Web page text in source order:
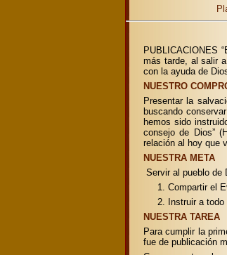
PUBLICACIONES
más tarde, al salir
con la ayuda de
NUESTRO
Presentar la
buscando
hemos sido
consejo de Dios”
relación al hoy que
NUESTRA META
Servir al pueblo de
1. Compartir el
2. Instruir a todo
NUESTRA TAREA
Para cumplir la
fue de publicación